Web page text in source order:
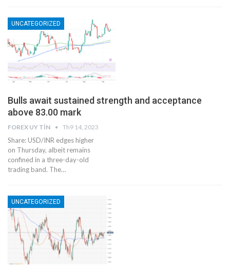
UNCATEGORIZED
Bulls await sustained strength and acceptance
above 83.00 mark
FOREX UY TÍN Th9 14, 2023
Share: USD/INR edges higher
on Thursday, albeit remains
confined in a three-day-old
trading band. The…
UNCATEGORIZED